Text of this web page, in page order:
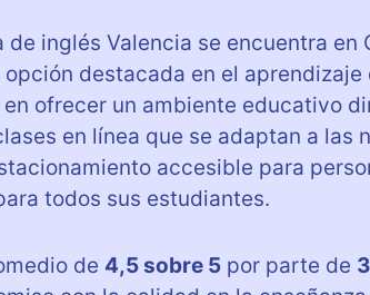
de inglés Valencia se encuentra en
destacada en el
ofrecer un ambiente educativo
en línea que se adaptan a las
accesible para
todos sus estudiantes.
de 4,5 sobre 5 por parte de